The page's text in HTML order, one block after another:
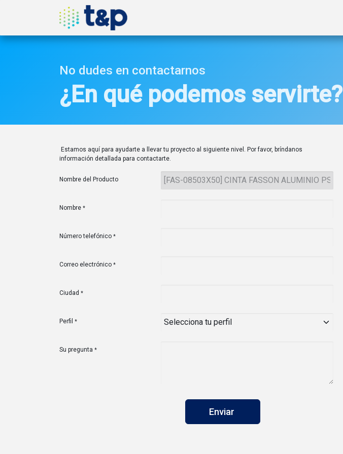
No dudes en contactarnos
¿En qué podemos servirte?
Estamos aquí para ayudarte a llevar tu proyecto al siguiente nivel. Por favor, bríndanos
información detallada para contactarte.
Nombre del Producto
Nombre *
Número telefónico *
Correo electrónico *
Ciudad *
Perfil *
Su pregunta *
Enviar